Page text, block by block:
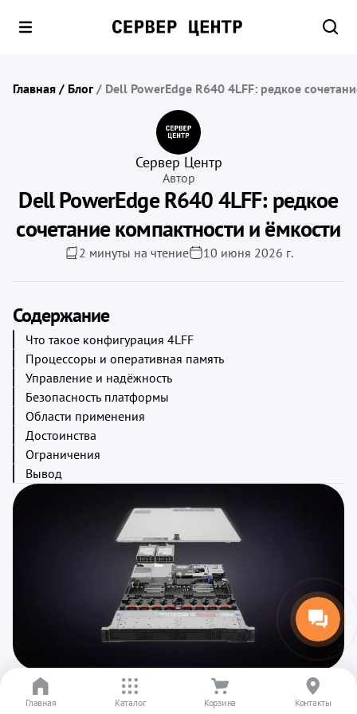
Главная / Блог / Dell PowerEdge R640 4LFF: редкое
Сервер Центр
Автор
Dell PowerEdge R640 4LFF: редкое
сочетание компактности и ёмкости
2 минуты на чтение 10 июня 2026 г.
Среди серверов форм-фактора 1U модель Dell PowerEdge
Содержание
Что такое конфигурация 4LFF
Процессоры и оперативная память
Управление и надёжность
Безопасность платформы
Области применения
Достоинства
Ограничения
Вывод
Главная Каталог Корзина Контакты